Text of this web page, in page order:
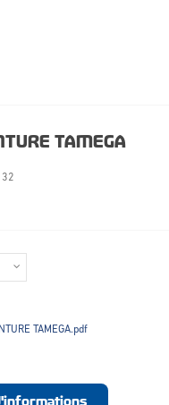
TAMEGA
TAMEGA.pdf